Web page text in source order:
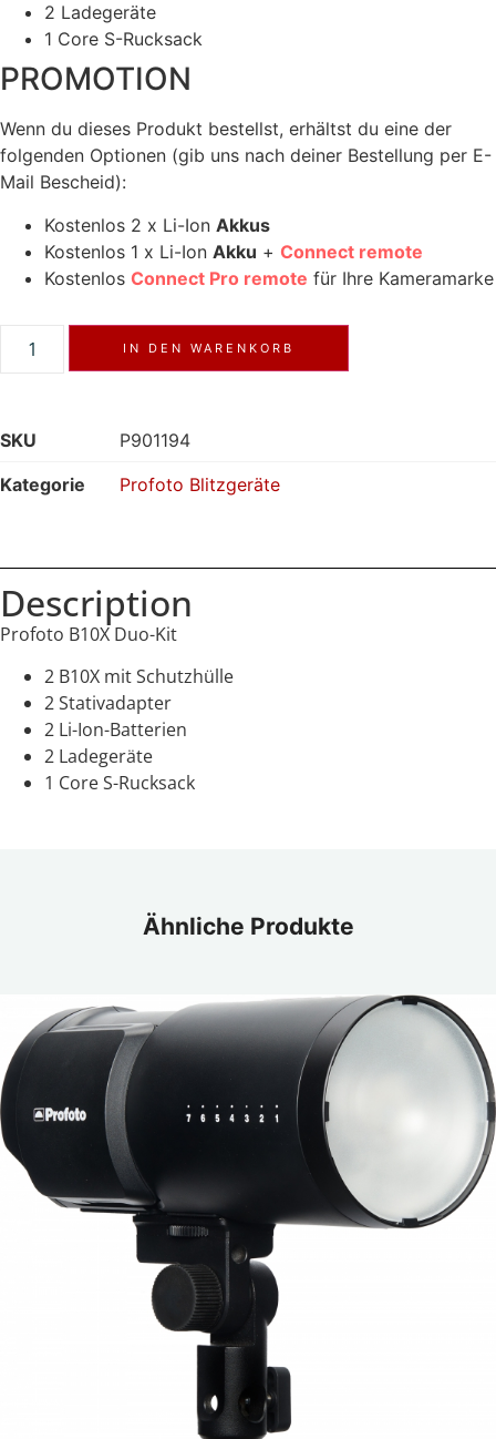
2 Ladegeräte
1 Core S-Rucksack
PROMOTION
Wenn du dieses Produkt bestellst, erhältst du eine der
folgenden Optionen (gib uns nach deiner Bestellung per E-
Mail Bescheid):
Kostenlos 2 x Li-Ion Akkus
Kostenlos 1 x Li-Ion Akku + Connect remote
Kostenlos Connect Pro remote für Ihre Kameramarke
IN DEN WARENKORB
SKU
P901194
Kategorie
Profoto Blitzgeräte
Description
Profoto B10X Duo-Kit
2 B10X mit Schutzhülle
2 Stativadapter
2 Li-Ion-Batterien
2 Ladegeräte
1 Core S-Rucksack
Ähnliche Produkte